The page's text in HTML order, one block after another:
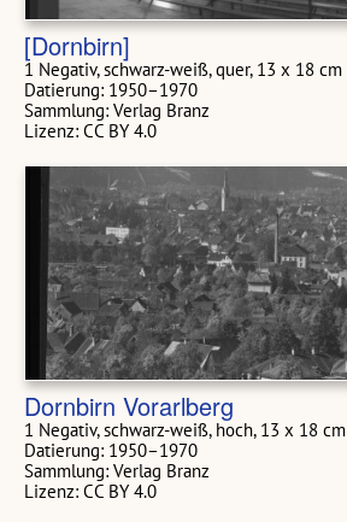
[Dornbirn]
1 Negativ, schwarz-weiß, quer, 13 x 18 cm
Datierung: 1950–1970
Sammlung: Verlag Branz
Lizenz: CC BY 4.0
Dornbirn Vorarlberg
1 Negativ, schwarz-weiß, hoch, 13 x 18 cm
Datierung: 1950–1970
Sammlung: Verlag Branz
Lizenz: CC BY 4.0